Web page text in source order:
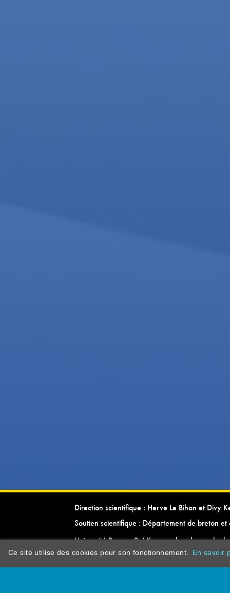
Direction scientifique : Herve Le Bihan et Divy
Soutien scientifique : Département de breton et
Université Rennes 2 / Kevrenn brezhoneg ha
Ce site utilise des cookies pour son fonctionnement. En savoir